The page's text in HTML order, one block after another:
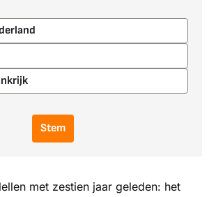
Stem
met zestien jaar geleden: het